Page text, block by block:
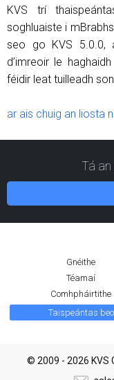
KVS trí
soghluaiste i
seo go KVS 5.0.0,
d’imreoir le
féidir leat tuilleadh
ar ais chuig an liosta
Tá an
Gnéithe
Téamaí
Comhpháirtithe
Taispeántas beo
© 2009 - 2026 KVS